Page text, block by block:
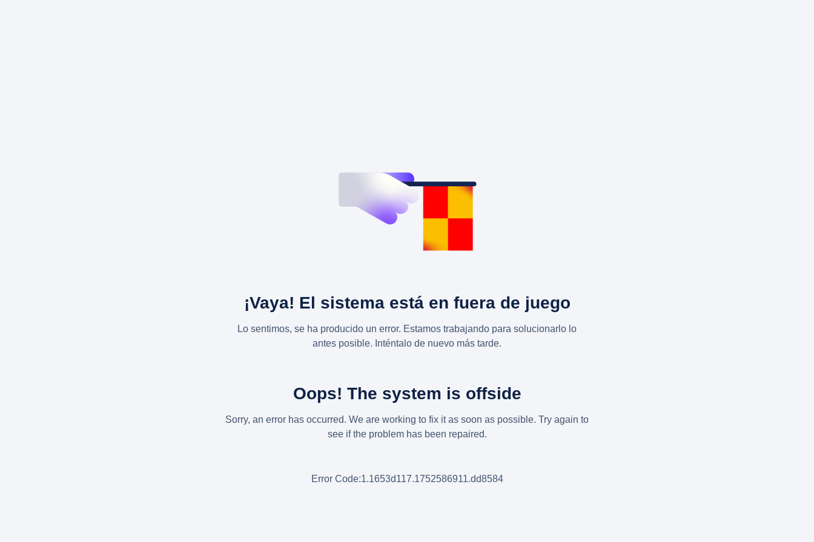
¡Vaya! El sistema está en fuera de juego
Lo sentimos, se ha producido un error. Estamos trabajando para solucionarlo lo
antes posible. Inténtalo de nuevo más tarde.
Oops! The system is offside
Sorry, an error has occurred. We are working to fix it as soon as possible. Try again to
see if the problem has been repaired.
Error Code:1.1653d117.1752586911.dd8584